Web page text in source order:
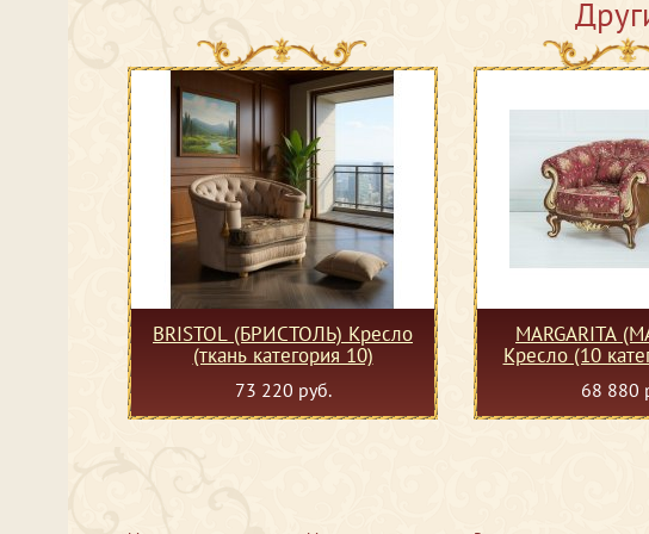
BRISTOL (БРИСТОЛЬ) Кресло
(ткань категория 10)
73 220 руб.
MARGARITA
Кресло (10
68 880